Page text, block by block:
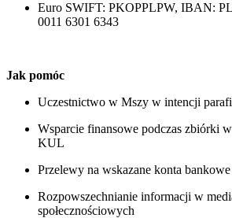
Euro SWIFT: PKOPPLPW, IBAN:
0011 6301 6343
Jak pomóc
Uczestnictwo w Mszy w intencji
Wsparcie finansowe podczas zbiórki
KUL
Przelewy na wskazane konta bankowe
Rozpowszechnianie informacji w
społecznościowych